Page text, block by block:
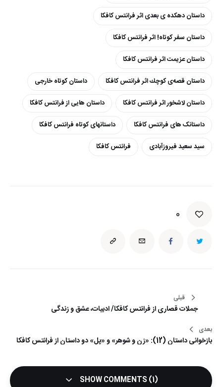
داستان دهکده ی بعدی اثر فرانتس کافکا
داستان سفر کوتاه! اثر فرانتس کافکا
داستان عزیمت اثر فرانتس کافکا
داستان قصه‌ی كوچك اثر فرانتس كافكا
داستان کوتاه خارجی
داستان ‏لاشخور اثر فرانتس کافکا
داستان هایی از فرانتس کافکا
داستانک های فرانتس کافکا
داستانهای کوتاه فرانتس کافکا
سید سعید فیروزآبادی
فرانتس کافکا
0
راهبری
نوشته
قبلی
جملات قصاری از فرانتس کافکا/ ادبیات، عشق و زندگی
بعدی
بازخوانی داستان (12): «زن و شوهر» و «پل» دو داستان از فرانتس کافکا
SHOW COMMENTS (1)